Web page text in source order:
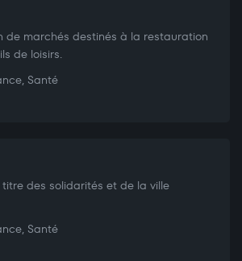
de marchés destinés à la restauration
de loisirs.
Santé
des solidarités et de la ville
Santé